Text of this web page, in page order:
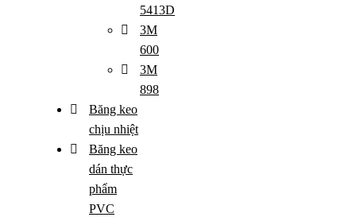
5413D
3M
600
3M
898
Băng keo
chịu nhiệt
Băng keo
dán thực
phẩm
PVC